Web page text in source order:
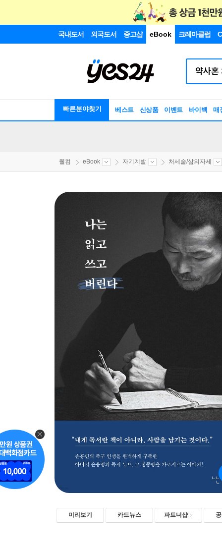
국내도서 외국도서 중고샵 eBook 크레마클럽
빠른분야찾기 베스트 신상품 이벤트 바이백 매
웰컴 eBook 자기계발 처세술/삶의자세
미리보기 카드뉴스 파트너샵